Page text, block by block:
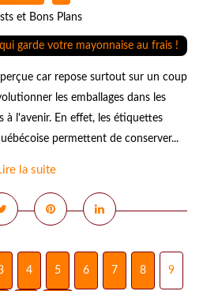
et Bons Plans
car repose surtout sur un coup
les emballages dans les
à l'avenir. En effet, les étiquettes
permettent de conserver...
la suite
4 5 6 7 8 9